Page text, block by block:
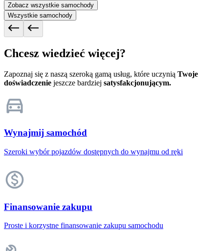
Zobacz wszystkie samochody
Wszystkie samochody
Chcesz wiedzieć więcej?
Zapoznaj się z naszą szeroką gamą usług, które uczynią Twoje
doświadczenie jeszcze bardziej satysfakcjonującym.
Wynajmij samochód
Szeroki wybór pojazdów dostępnych do wynajmu od ręki
Finansowanie zakupu
Proste i korzystne finansowanie zakupu samochodu